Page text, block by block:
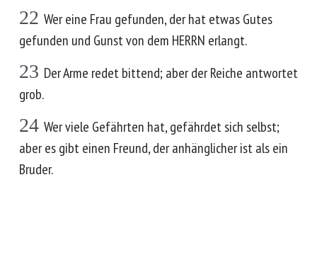
22 Wer eine Frau gefunden, der hat etwas Gutes
gefunden und Gunst von dem HERRN erlangt.
23 Der Arme redet bittend; aber der Reiche antwortet
grob.
24 Wer viele Gefährten hat, gefährdet sich selbst;
aber es gibt einen Freund, der anhänglicher ist als ein
Bruder.